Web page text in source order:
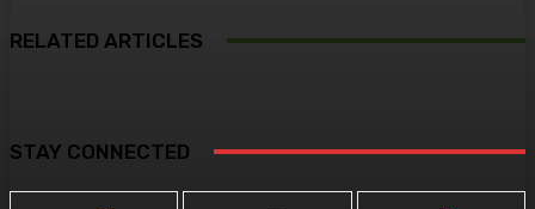
RELATED ARTICLES
STAY CONNECTED